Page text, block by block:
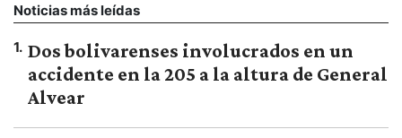
Noticias más leídas
1. Dos bolivarenses involucrados en un
accidente en la 205 a la altura de General
Alvear